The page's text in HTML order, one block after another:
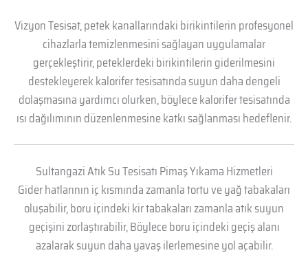
Vizyon Tesisat, petek kanallarındaki birikintilerin profesyonel
cihazlarla temizlenmesini sağlayan uygulamalar
gerçekleştirir, peteklerdeki birikintilerin giderilmesini
destekleyerek kalorifer tesisatında suyun daha dengeli
dolaşmasına yardımcı olurken, böylece kalorifer tesisatında
ısı dağılımının düzenlenmesine katkı sağlanması hedeflenir.
Sultangazi Atık Su Tesisatı Pimaş Yıkama Hizmetleri
Gider hatlarının iç kısmında zamanla tortu ve yağ tabakaları
oluşabilir, boru içindeki kir tabakaları zamanla atık suyun
geçişini zorlaştırabilir, Böylece boru içindeki geçiş alanı
azalarak suyun daha yavaş ilerlemesine yol açabilir.